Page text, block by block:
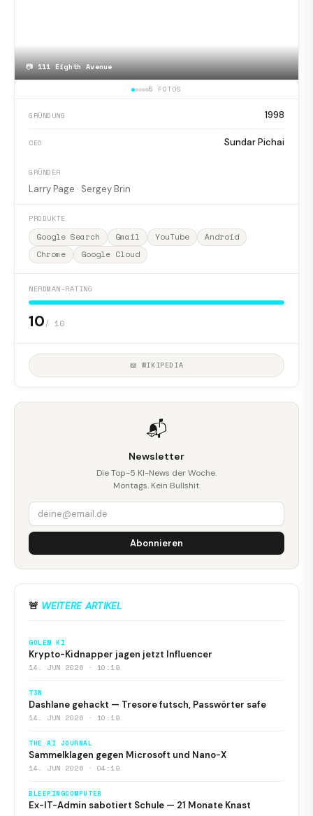
📷111 Eighth Avenue
5 FOTOS
GRÜNDUNG 1998
CEO Sundar Pichai
GRÜNDER
Larry Page · Sergey Brin
PRODUKTE
Google Search Gmail YouTube
Android
Chrome
Google Cloud
NERDMAN-RATING
10/ 10
📖 WIKIPEDIA
📬
Newsletter
Die Top-5 KI-News der Woche.
Montags. Kein Bullshit.
Abonnieren
🚨 WEITERE ARTIKEL
GOLEM KI
Krypto-Kidnapper jagen jetzt Influencer
14. JUN 2026 · 10:19
T3N
Dashlane gehackt — Tresore futsch, Passwörter safe
14. JUN 2026 · 10:19
THE AI JOURNAL
Sammelklagen gegen Microsoft und Nano-X
14. JUN 2026 · 04:19
BLEEPINGCOMPUTER
Ex-IT-Admin sabotiert Schule — 21 Monate Knast